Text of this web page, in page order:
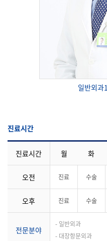
일반외과1
진료시간
진료시간 월 화
오전 진료 수술
오후 진료 수술
전문분야
- 일반외과
- 대장항문외과